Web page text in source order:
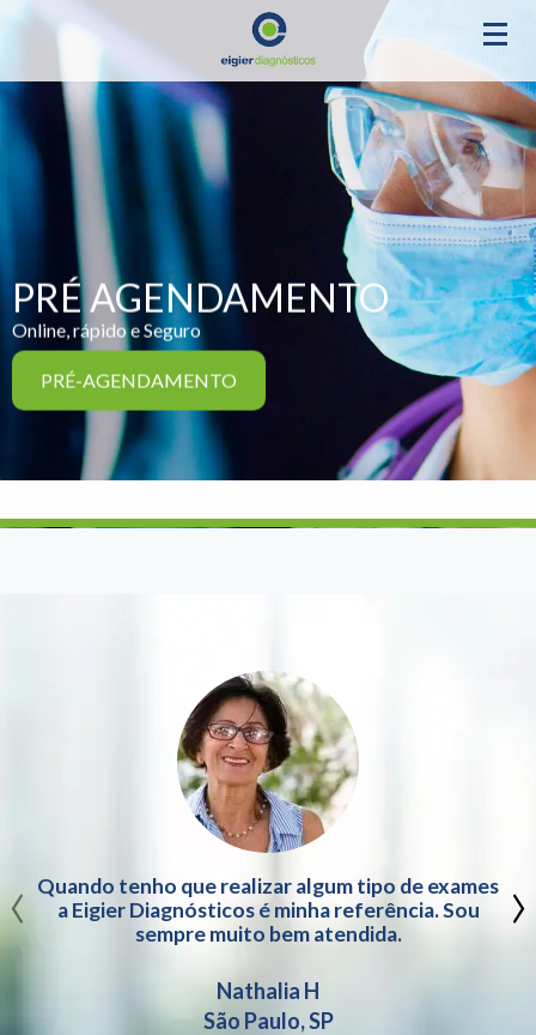
PRÉ AGENDAMENTO
Online, rápido e Seguro
PRÉ-AGENDAMENTO
Quando tenho que realizar algum tipo de exames
a Eigier Diagnósticos é minha referência. Sou
sempre muito bem atendida.
Nathalia H
São Paulo, SP
‹ ›